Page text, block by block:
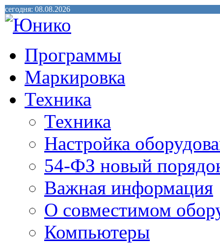
сегодня: 08.08.2026
Программы
Маркировка
Техника
Техника
Настройка
54-ФЗ новый
Важная информация
О совместимом
Компьютеры